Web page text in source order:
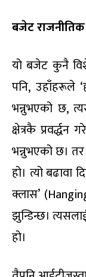
बजेट
यो बजेट कुनै
पनि, उहाँहरूले
भन्नुभएको छ,
क्षेत्रकै
भन्नुभएको छ।
हो। त्यो बढावा
क्लास’
झुन्डिन्छ।
हो।